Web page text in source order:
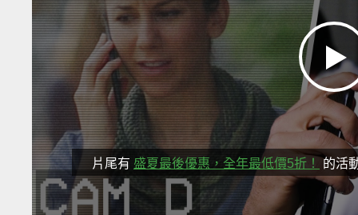
片尾有 盛夏最後優惠，全年最低價5折！ 的活